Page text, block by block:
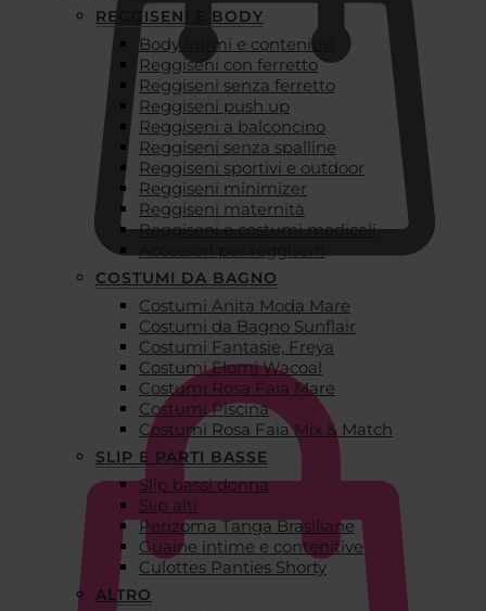
REGGISENI E BODY
Body intimi e contenitivi
Reggiseni con ferretto
Reggiseni senza ferretto
Reggiseni push up
Reggiseni a balconcino
Reggiseni senza spalline
Reggiseni sportivi e outdoor
Reggiseni minimizer
Reggiseni maternità
Reggiseni e costumi medicali
Accessori per reggiseni
COSTUMI DA BAGNO
Costumi Anita Moda Mare
Costumi da Bagno Sunflair
Costumi Fantasie, Freya
Costumi Elomi Wacoal
Costumi Rosa Faia Mare
Costumi Piscina
Costumi Rosa Faia Mix & Match
SLIP E PARTI BASSE
Slip bassi donna
Slip alti
Perizoma Tanga Brasiliane
Guaine intime e contenitive
Culottes Panties Shorty
ALTRO